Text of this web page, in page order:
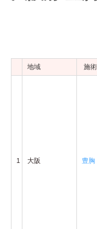
地域 施術
1 大阪 豊胸